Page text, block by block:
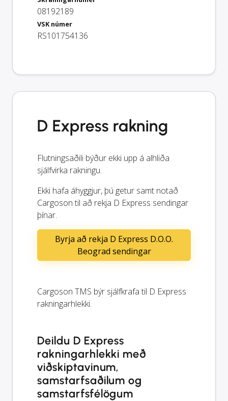
08192189
VSK númer
RS101754136
D Express rakning
Flutningsaðili býður ekki upp á alhliða
sjálfvirka rakningu.
Ekki hafa áhyggjur, þú getur samt notað
Cargoson til að rekja D Express sendingar
þínar.
Byrja að rekja D Express D.O.O.
Beograd sendingar
Cargoson TMS býr sjálfkrafa til D Express
rakningarhlekki.
Deildu D Express
rakningarhlekki með
viðskiptavinum,
samstarfsaðilum og
samstarfsfélögum